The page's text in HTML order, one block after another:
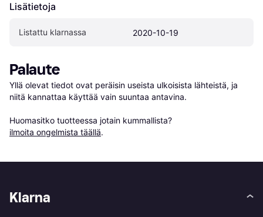
Lisätietoja
Listattu klarnassa 2020-10-19
Palaute
Yllä olevat tiedot ovat peräisin useista ulkoisista lähteistä, ja
niitä kannattaa käyttää vain suuntaa antavina.
Huomasitko tuotteessa jotain kummallista?
ilmoita ongelmista täällä.
Klarna